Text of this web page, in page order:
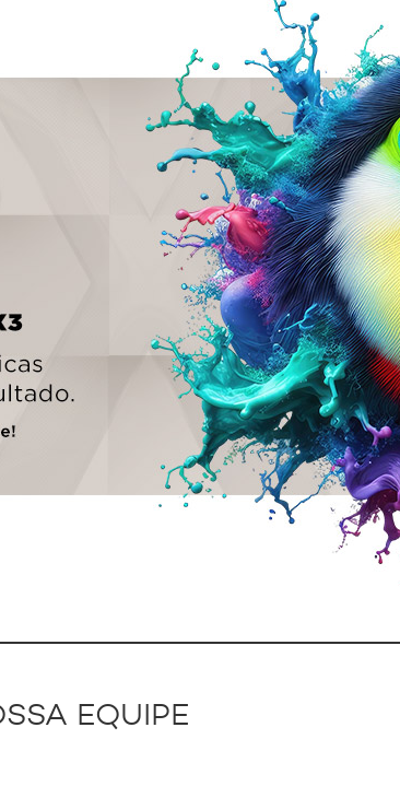
EQUIPE